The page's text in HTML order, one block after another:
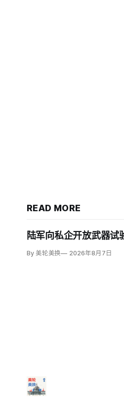
READ MORE
陆军向私企开放武器试
By 美轮美换 2026年8月7日